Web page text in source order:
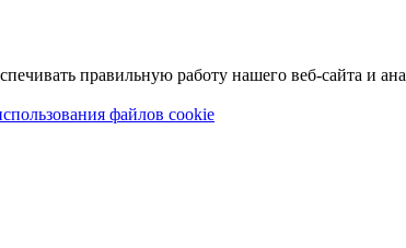
правильную работу нашего веб-сайта и
файлов cookie